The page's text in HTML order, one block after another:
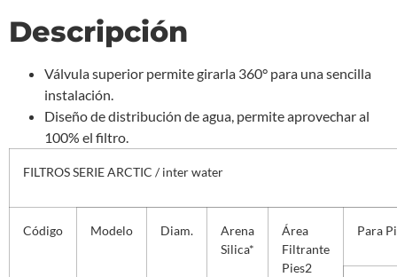
Descripción
Válvula superior permite girarla 360° para una sencilla
instalación.
Diseño de distribución de agua, permite aprovechar al
100% el filtro.
FILTROS SERIE ARCTIC / inter water
Código Modelo Diam.
Arena
Silica*
Área
Filtrante
Pies2
Para